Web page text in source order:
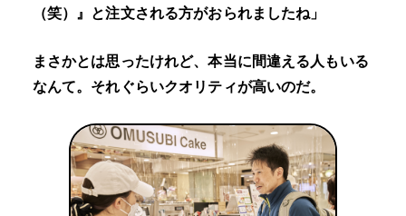
（笑）』と注文される方がおられましたね」
まさかとは思ったけれど、本当に間違える人もいる
なんて。それぐらいクオリティが高いのだ。